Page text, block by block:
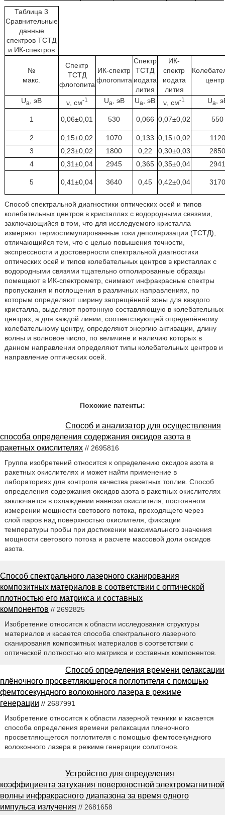
Таблица 3
Сравнительные
данные
спектров ТСТД
и ИК-спектров
№
макс.
Спектр
ТСТД
флогопита
ИК-спектр
флогопита
Спектр
ТСТД
иодата
лития
ИК-
спектр
иодата
лития
Uа , эВ ν, см-1 Uа , эВ Uа , эВ ν, см-1 Uа ,
1 0,06±0,01 530 0,066 0,07±0,02 550
2 0,15±0,02 1070 0,133 0,15±0,02
1120
3
0,23±0,02 1800 0,22 0,30±0,03
4
0,31±0,04 2945 0,365 0,35±0,04
5 0,41±0,04 3640 0,45 0,42±0,04
Способ спектральной диагностики оптических осей и типов
колебательных центров в кристаллах с водородными связями,
заключающийся в том, что для исследуемого кристалла
измеряют термостимулированные токи деполяризации (ТСТД),
отличающийся тем, что с целью повышения точности,
экспрессности и достоверности спектральной диагностики
оптических осей и типов колебательных центров в кристаллах с
водородными связями тщательно отполированные образцы
помещают в ИК-спектрометр, снимают инфракрасные спектры
пропускания и поглощения в различных направлениях, по
которым определяют ширину запрещённой зоны для каждого
кристалла, выделяют протонную составляющую в колебательных
центрах, а для каждой линии, соответствующей определённому
колебательному центру, определяют энергию активации, длину
волны и волновое число, по величине и наличию которых в
данном направлении определяют типы колебательных центров и
направление оптических осей.
Похожие патенты:
Способ и анализатор для осуществления
способа определения содержания оксидов азота в
ракетных окислителях // 2695816
Группа изобретений относится к определению оксидов азота в
ракетных окислителях и может найти применение в
лабораториях для контроля качества ракетных топлив. Способ
определения содержания оксидов азота в ракетных окислителях
заключается в охлаждении навески окислителя, постоянном
измерении мощности светового потока, проходящего через
слой паров над поверхностью окислителя, фиксации
температуры пробы при достижении максимального значения
мощности светового потока и расчете массовой доли оксидов
азота.
Способ спектрального лазерного сканирования
композитных материалов в соответствии с оптической
плотностью его матрикса и составных
компонентов // 2692825
Изобретение относится к области исследования структуры
материалов и касается способа спектрального лазерного
сканирования композитных материалов в соответствии с
оптической плотностью его матрикса и составных компонентов.
Способ определения времени релаксации
плёночного просветляющегося поглотителя с помощью
фемтосекундного волоконного лазера в режиме
генерации // 2687991
Изобретение относится к области лазерной техники и касается
способа определения времени релаксации пленочного
просветляющегося поглотителя с помощью фемтосекундного
волоконного лазера в режиме генерации солитонов.
Устройство для определения
коэффициента затухания поверхностной электромагнитной
волны инфракрасного диапазона за время одного
импульса излучения // 2681658